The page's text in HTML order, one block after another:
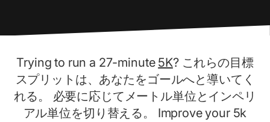
Trying to run a 27-minute 5K? これらの目標
スプリットは、あなたをゴールへと導いてく
れる。 必要に応じてメートル単位とインペリ
アル単位を切り替える。 Improve your 5k